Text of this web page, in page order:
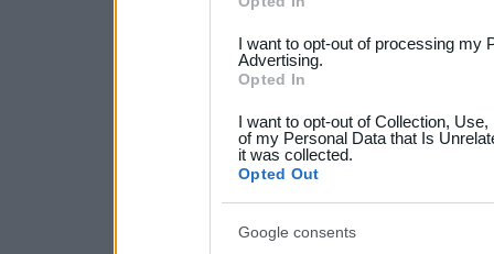
not limited to your visit or
your data for below
consent section.
I want to opt-out of processing my
Advertising.
Opted In
I want to opt-out of Collection,
of my Personal Data that Is
it was collected.
Opted Out
Google consents